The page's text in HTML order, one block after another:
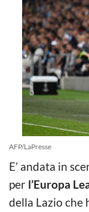
AFP/LaPresse
E’ andata in
per l’Europa
della Lazio che